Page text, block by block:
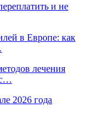
и не
в Европе: как
лечения
2026 года